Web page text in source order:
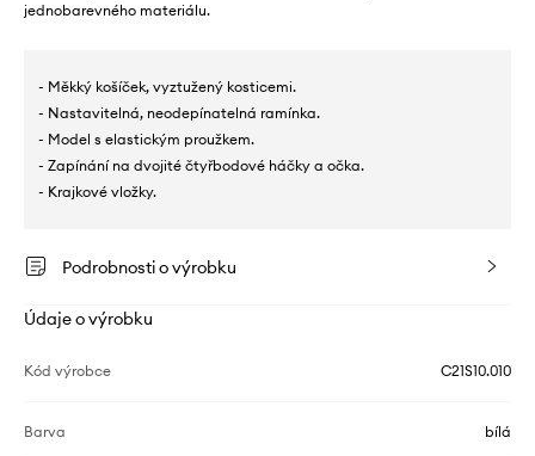
jednobarevného materiálu.
- Měkký košíček, vyztužený kosticemi.
- Nastavitelná, neodepínatelná ramínka.
- Model s elastickým proužkem.
- Zapínání na dvojité čtyřbodové háčky a očka.
- Krajkové vložky.
Podrobnosti o výrobku
Údaje o výrobku
Kód výrobce C21S10.010
Barva bílá